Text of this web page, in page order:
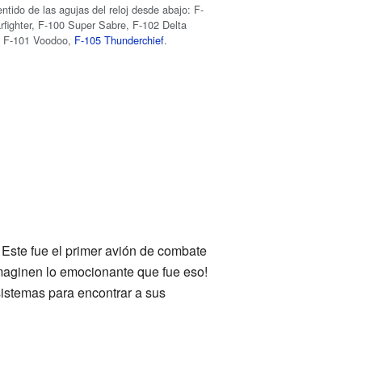
de las agujas del reloj desde abajo: F-
F-100 Super Sabre, F-102 Delta
F-101 Voodoo, F-105 Thunderchief.
fue el primer avión de combate
lo emocionante que fue eso!
para encontrar a sus